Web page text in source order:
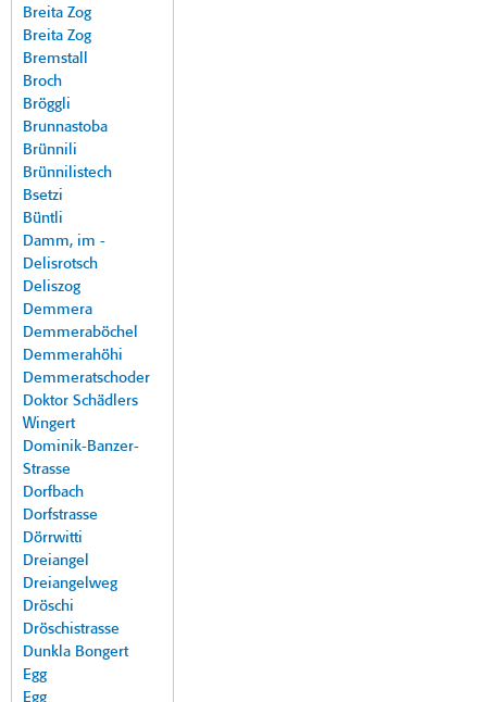
Breita Zog
Breita Zog
Bremstall
Broch
Bröggli
Brunnastoba
Brünnili
Brünnilistech
Bsetzi
Büntli
Damm, im -
Delisrotsch
Deliszog
Demmera
Demmeraböchel
Demmerahöhi
Demmeratschoder
Doktor Schädlers
Wingert
Dominik-Banzer-
Strasse
Dorfbach
Dorfstrasse
Dörrwitti
Dreiangel
Dreiangelweg
Dröschi
Dröschistrasse
Dunkla Bongert
Egg
Egg